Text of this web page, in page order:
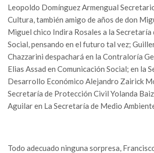
Leopoldo Domínguez Armengual
Cultura, también amigo de años de don
Miguel chico Indira Rosales a la
Social, pensando en el futuro tal vez;
Chazzarini despachará en la Contraloría
Elias Assad en Comunicación Social; en la
Desarrollo Económico Alejandro Zairick
Secretaría de Protección Civil Yolanda
Aguilar en La Secretaría de Medio
Todo adecuado ninguna sorpresa,